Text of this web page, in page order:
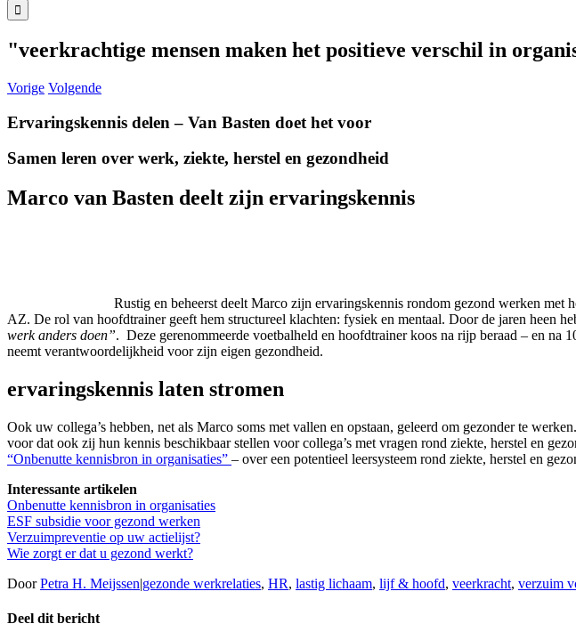
naar:
"veerkrachtige mensen maken het positieve verschil in
Vorige Volgende
Ervaringskennis delen – Van Basten doet het voor
Samen leren over werk, ziekte, herstel en gezondheid
Marco van Basten deelt zijn ervaringskennis
Rustig en beheerst deelt Marco zijn ervaringskennis rondom gezond werken met
AZ. De rol van hoofdtrainer geeft hem structureel klachten: fysiek en mentaal. Door de jaren heen
werk anders doen”. Deze gerenommeerde voetbalheld en hoofdtrainer koos na rijp beraad – en na
neemt verantwoordelijkheid voor zijn eigen gezondheid.
ervaringskennis laten stromen
Ook uw collega’s hebben, net als Marco soms met vallen en opstaan, geleerd om gezonder te
voor dat ook zij hun kennis beschikbaar stellen voor collega’s met vragen rond ziekte, herstel en
“Onbenutte kennisbron in organisaties” – over een potentieel leersysteem rond ziekte, herstel en
Interessante artikelen
Onbenutte kennisbron in organisaties
ESF subsidie voor gezond werken
Verzuimpreventie op uw actielijst?
Wie zorgt er dat u gezond werkt?
DoorPetra H. Meijssen|gezonde werkrelaties, HR, lastig lichaam, lijf & hoofd, veerkracht, verzuim
Deel dit bericht